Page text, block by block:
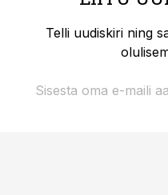
Telli uudiskiri ning